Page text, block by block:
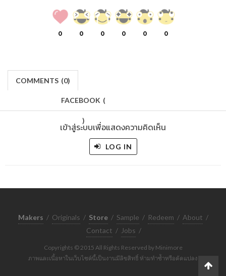
0 0 0 0 0 0
COMMENTS (0)
FACEBOOK (
)
เข้าสู่ระบบเพื่อแสดงความคิดเห็น
LOG IN
Makers / Originals / Store / Sample / Redeem / About /
Contact / Jobs /
Copyrights © 2015 All Rights Reserved by Minimore
ภาพและเนื้อหาในเว็บไซต์นี้เป็นงานมีลิขสิทธิ์ ห้ามทำซ้ำหรือดัดแปลง